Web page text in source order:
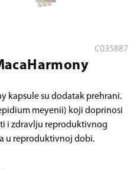
C035887
kapsule su dodatak prehrani.
meyenii) koji doprinosi
i zdravlju reproduktivnog
u reproduktivnoj dobi.